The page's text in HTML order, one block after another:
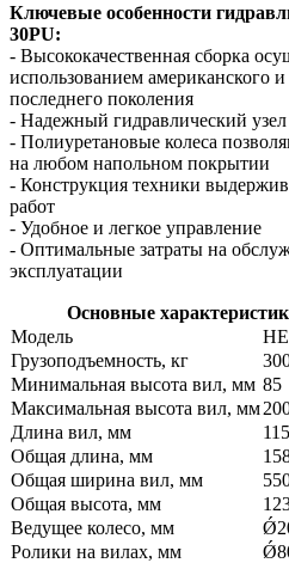
Ключевые особенности
30PU:
- Высококачественная сборка
использованием американского
последнего поколения
- Надежный гидравлический узел
- Полиуретановые колеса
на любом напольном покрытии
- Конструкция техники
работ
- Удобное и легкое управление
- Оптимальные затраты на
эксплуатации
Основные
Модель
Грузоподъемность, кг
Минимальная высота вил, мм 85
Максимальная высота вил, мм
Длина вил, мм
Общая длина, мм
Общая ширина вил, мм
Общая высота, мм
Ведущее колесо, мм
Ролики на вилах, мм